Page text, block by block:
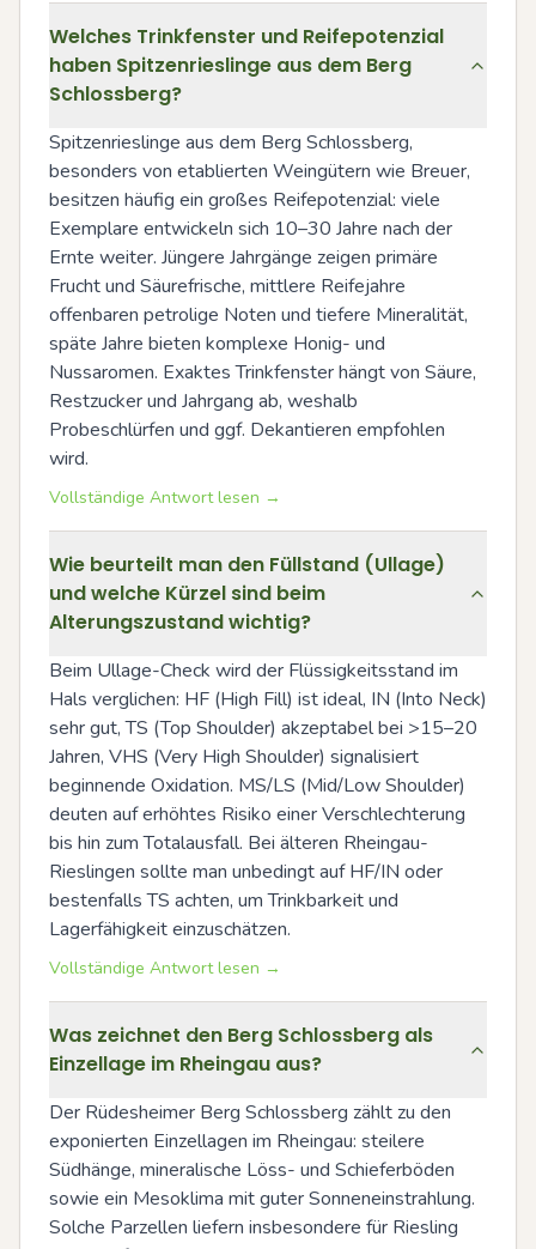
Welches Trinkfenster und Reifepotenzial
haben Spitzenrieslinge aus dem Berg
Schlossberg?
Spitzenrieslinge aus dem Berg Schlossberg,
besonders von etablierten Weingütern wie Breuer,
besitzen häufig ein großes Reifepotenzial: viele
Exemplare entwickeln sich 10–30 Jahre nach der
Ernte weiter. Jüngere Jahrgänge zeigen primäre
Frucht und Säurefrische, mittlere Reifejahre
offenbaren petrolige Noten und tiefere Mineralität,
späte Jahre bieten komplexe Honig- und
Nussaromen. Exaktes Trinkfenster hängt von Säure,
Restzucker und Jahrgang ab, weshalb
Probeschlürfen und ggf. Dekantieren empfohlen
wird.
Vollständige Antwort lesen →
Wie beurteilt man den Füllstand (Ullage)
und welche Kürzel sind beim
Alterungszustand wichtig?
Beim Ullage-Check wird der Flüssigkeitsstand im
Hals verglichen: HF (High Fill) ist ideal, IN (Into Neck)
sehr gut, TS (Top Shoulder) akzeptabel bei >15–20
Jahren, VHS (Very High Shoulder) signalisiert
beginnende Oxidation. MS/LS (Mid/Low Shoulder)
deuten auf erhöhtes Risiko einer Verschlechterung
bis hin zum Totalausfall. Bei älteren Rheingau-
Rieslingen sollte man unbedingt auf HF/IN oder
bestenfalls TS achten, um Trinkbarkeit und
Lagerfähigkeit einzuschätzen.
Vollständige Antwort lesen →
Was zeichnet den Berg Schlossberg als
Einzellage im Rheingau aus?
Der Rüdesheimer Berg Schlossberg zählt zu den
exponierten Einzellagen im Rheingau: steilere
Südhänge, mineralische Löss- und Schieferböden
sowie ein Meso­klima mit guter Sonneneinstrahlung.
Solche Parzellen liefern insbesondere für Riesling